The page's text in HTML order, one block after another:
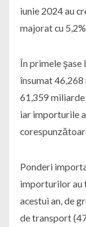
iunie 2024 au
majorat cu
În primele şase
însumat
61,359 miliarde
iar importurile
Ponderi
importurilor au
acestui an, de
de transport